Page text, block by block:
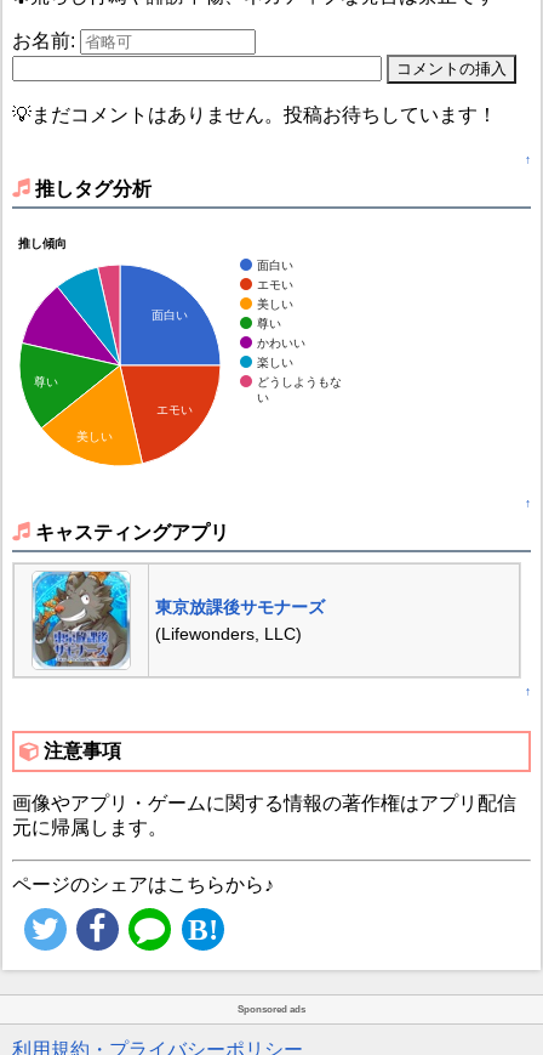
お名前:
💡まだコメントはありません。投稿お待ちしています！
↑
推しタグ分析
推し傾向
面白い
エモい
美しい
尊い
かわいい
楽しい
どうしようもな
い
面白い
エモい
尊い
美しい
↑
キャスティングアプリ
東京放課後サモナーズ
(Lifewonders, LLC)
↑
注意事項
画像やアプリ・ゲームに関する情報の著作権はアプリ配信
元に帰属します。
ページのシェアはこちらから♪
Sponsored ads
利用規約・プライバシーポリシー